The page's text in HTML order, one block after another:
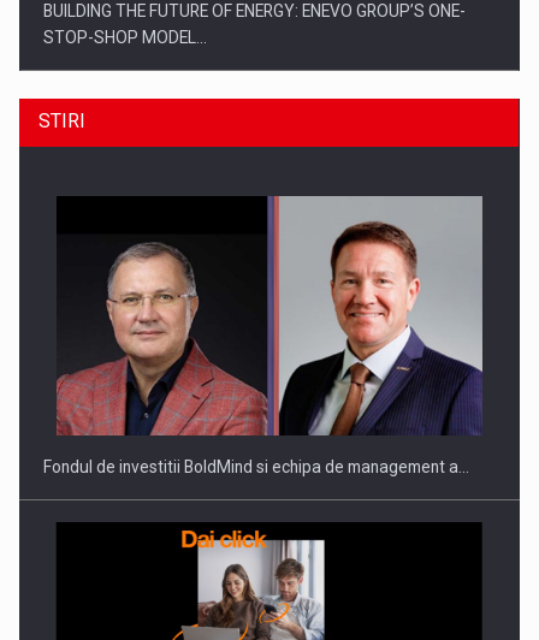
BUILDING THE FUTURE OF ENERGY: ENEVO GROUP’S ONE-
STOP-SHOP MODEL…
ROOTED IN ROMANIA, BUILT TO DELIVER TECHNOLOGY FOR
THE…
STIRI
Fondul de investitii BoldMind si echipa de management a…